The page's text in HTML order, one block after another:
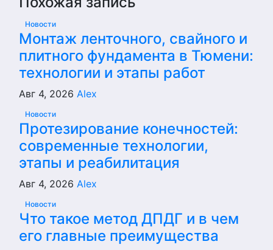
Новости
Монтаж ленточного, свайного и
плитного фундамента в Тюмени:
технологии и этапы работ
Авг 4, 2026 Alex
Новости
Протезирование конечностей:
современные технологии,
этапы и реабилитация
Авг 4, 2026 Alex
Новости
Что такое метод ДПДГ и в чем
его главные преимущества